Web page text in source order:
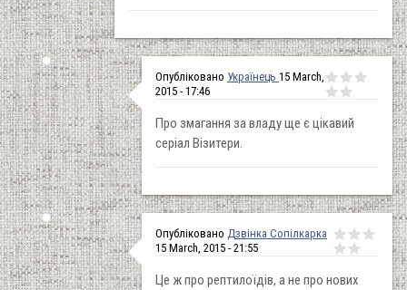
Опубліковано Українець 15 March,
2015 - 17:46
Про змагання за владу ще є цікавий
серіал Візитери.
Опубліковано Дзвінка Сопілкарка
15 March, 2015 - 21:55
Це ж про рептилоїдів, а не про нових